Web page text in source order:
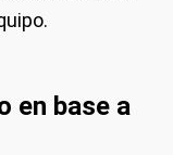
en base a